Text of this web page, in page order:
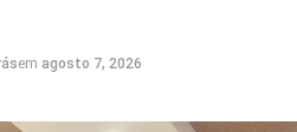
em agosto 7, 2026